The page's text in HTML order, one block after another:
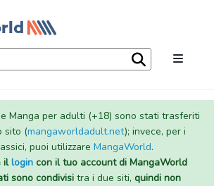
Manga per adulti (+18) sono stati trasferiti
sito (mangaworldadult.net); invece, per i
puoi utilizzare MangaWorld.
illogincon il tuo account di MangaWorld
sono condivisi tra i due siti, quindi non